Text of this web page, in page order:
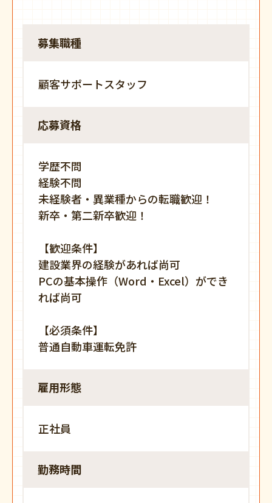
募集職種
顧客サポートスタッフ
応募資格
学歴不問
経験不問
未経験者・異業種からの転職歓迎！
新卒・第二新卒歓迎！
【歓迎条件】
建設業界の経験があれば尚可
PCの基本操作（Word・Excel）ができ
れば尚可
【必須条件】
普通自動車運転免許
雇用形態
正社員
勤務時間